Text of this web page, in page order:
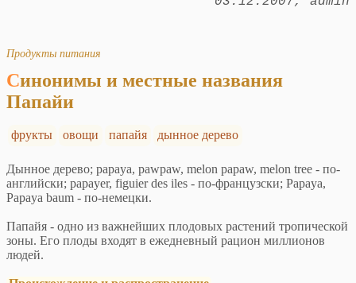
Продукты питания
Синонимы и местные названия
Папайи
фрукты овощи папайя дынное дерево
Дынное дерево; papaya, pawpaw, melon papaw, melon tree - по-
английски; papayer, figuier des iles - по-французски; Papaya,
Papaya baum - по-немецки.
Папайя - одно из важнейших плодовых растений тропической
зоны. Его плоды входят в ежедневный рацион миллионов
людей.